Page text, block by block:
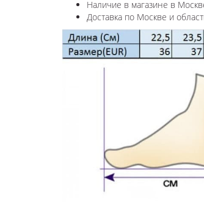
Наличие в магазине в
Доставка по Москве и